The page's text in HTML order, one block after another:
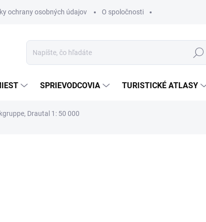
ochrany osobných údajov O spoločnosti
Hľadať
SPRIEVODCOVIA TURISTICKÉ ATLASY
Drautal 1: 50 000